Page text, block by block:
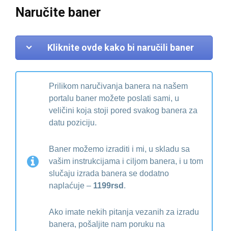
Naručite baner
Kliknite ovde kako bi naručili baner
Prilikom naručivanja banera na našem
portalu baner možete poslati sami, u
veličini koja stoji pored svakog banera za
datu poziciju.
Baner možemo izraditi i mi, u skladu sa
vašim instrukcijama i ciljom banera, i u tom
slučaju izrada banera se dodatno
naplaćuje – 1199rsd .
Ako imate nekih pitanja vezanih za izradu
banera, pošaljite nam poruku na